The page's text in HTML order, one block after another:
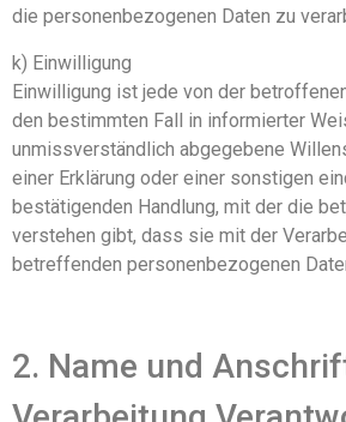
die personenbezogenen Daten zu
k) Einwilligung
Einwilligung ist jede von der
den bestimmten Fall in informierter
unmissverständlich abgegebene
einer Erklärung oder einer sonstigen
bestätigenden Handlung, mit der die
verstehen gibt, dass sie mit der
betreffenden personenbezogenen
2. Name und